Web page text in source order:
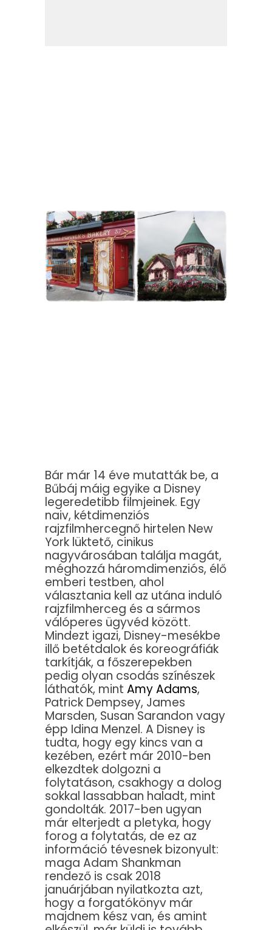
Bár már 14 éve mutatták be, a
Bűbáj máig egyike a Disney
legeredetibb filmjeinek. Egy
naiv, kétdimenziós
rajzfilmhercegnő hirtelen New
York lüktető, cinikus
nagyvárosában találja magát,
méghozzá háromdimenziós, élő
emberi testben, ahol
választania kell az utána induló
rajzfilmherceg és a sármos
válóperes ügyvéd között.
Mindezt igazi, Disney-mesékbe
illő betétdalok és koreográfiák
tarkítják, a főszerepekben
pedig olyan csodás színészek
láthatók, mint Amy Adams,
Patrick Dempsey, James
Marsden, Susan Sarandon vagy
épp Idina Menzel. A Disney is
tudta, hogy egy kincs van a
kezében, ezért már 2010-ben
elkezdtek dolgozni a
folytatáson, csakhogy a dolog
sokkal lassabban haladt, mint
gondolták. 2017-ben ugyan
már elterjedt a pletyka, hogy
forog a folytatás, de ez az
információ tévesnek bizonyult:
maga Adam Shankman
rendező is csak 2018
januárjában nyilatkozta azt,
hogy a forgatókönyv már
majdnem kész van, és amint